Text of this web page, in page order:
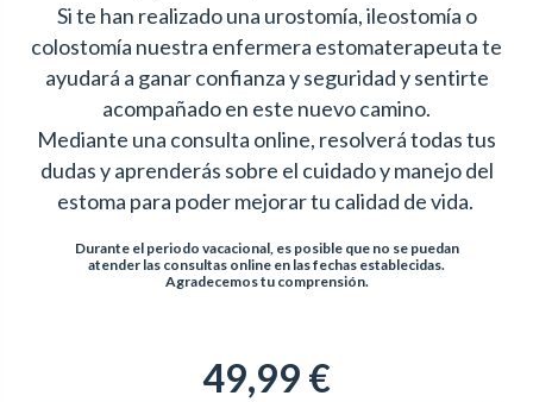
Si te han realizado una urostomía, ileostomía o
colostomía nuestra enfermera estomaterapeuta te
ayudará a ganar confianza y seguridad y sentirte
acompañado en este nuevo camino.
Mediante una consulta online, resolverá todas tus
dudas y aprenderás sobre el cuidado y manejo del
estoma para poder mejorar tu calidad de vida.
Durante el periodo vacacional, es posible que no se puedan
atender las consultas online en las fechas establecidas.
Agradecemos tu comprensión.
49,99 €